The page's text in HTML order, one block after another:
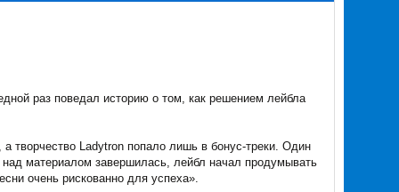
раз поведал историю о том, как решением лейбла
творчество Ladytron попало лишь в бонус-треки. Один
материалом завершилась, лейбл начал продумывать
очень рискованно для успеха».